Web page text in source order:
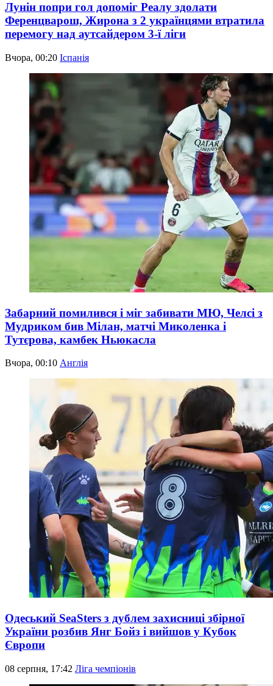
Лунін попри гол допоміг Реалу здолати
Ференцварош, Жирона з 2 українцями втратила
перемогу над аутсайдером 3-ї ліги
Вчора, 00:20 Іспанія
Забарний помилився і міг забивати МЮ, Челсі з
Мудриком бив Мілан, матчі Миколенка і
Тутєрова, камбек Ньюкасла
Вчора, 00:10 Англія
Одеський SeaSters з дублем захисниці збірної
України розбив Янг Бойз і вийшов у Кубок
Європи
08 серпня, 17:42 Ліга чемпіонів